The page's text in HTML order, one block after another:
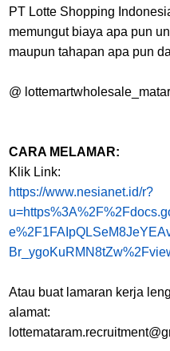
PT Lotte Shopping
memungut biaya apa pun
maupun tahapan apa pun
@
CARA MELAMAR:
Klik Link:
https://www.nesianet.id/r?
Atau buat lamaran kerja
alamat: